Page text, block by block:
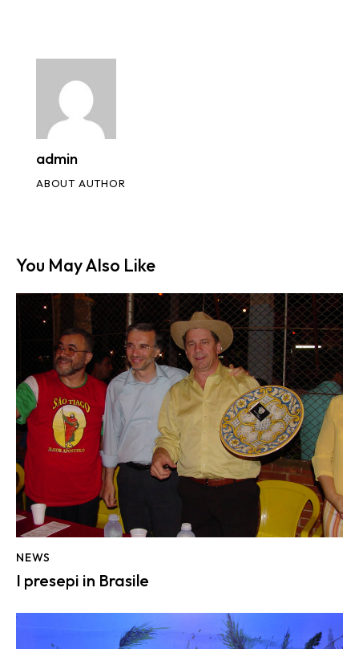
admin
ABOUT AUTHOR
You May Also Like
NEWS
I presepi in Brasile